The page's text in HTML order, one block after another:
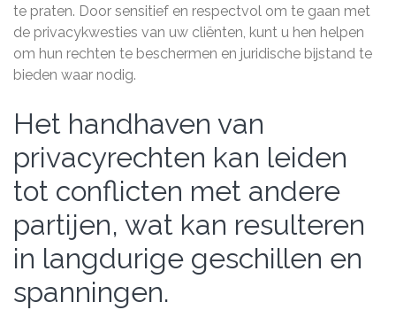
te praten. Door sensitief en respectvol om te gaan met
de privacykwesties van uw cliënten, kunt u hen helpen
om hun rechten te beschermen en juridische bijstand te
bieden waar nodig.
Het handhaven van
privacyrechten kan leiden
tot conflicten met andere
partijen, wat kan resulteren
in langdurige geschillen en
spanningen.